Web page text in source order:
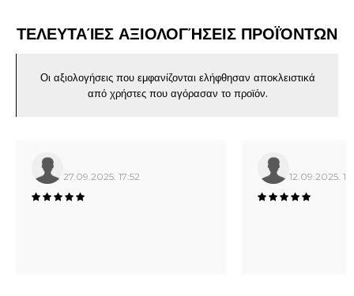
ΤΕΛΕΥΤΑΊΕΣ ΑΞΙΟΛΟΓΉΣΕΙΣ ΠΡΟΪΌΝΤΩΝ
Οι αξιολογήσεις που εμφανίζονται ελήφθησαν αποκλειστικά
από χρήστες που αγόρασαν το προϊόν.
27.09.2025. 17:52 12.09.2025.